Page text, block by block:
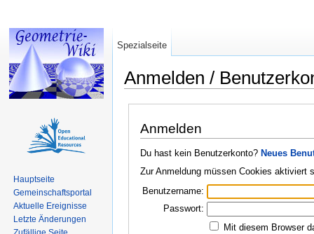
Anmelden /
Anmelden
Du hast kein Benutzerkonto? Neues
Zur Anmeldung müssen Cookies aktiviert
Benutzername:
Passwort:
Mit diesem Browser
Spezialseite
Hauptseite
Gemeinschaftsportal
Aktuelle Ereignisse
Letzte Änderungen